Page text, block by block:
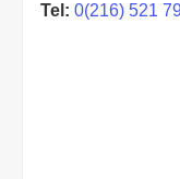
Tel: 0(216) 521